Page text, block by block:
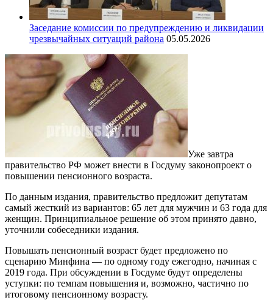
Заседание комиссии по предупреждению и ликвидации
чрезвычайных ситуаций района 05.05.2026
Уже завтра
правительство РФ может внести в Госдуму законопроект о
повышении пенсионного возраста.
По данным издания, правительство предложит депутатам
самый жесткий из вариантов: 65 лет для мужчин и 63 года для
женщин. Принципиальное решение об этом принято давно,
уточнили собеседники издания.
Повышать пенсионный возраст будет предложено по
сценарию Минфина — по одному году ежегодно, начиная с
2019 года. При обсуждении в Госдуме будут определены
уступки: по темпам повышения и, возможно, частично по
итоговому пенсионному возрасту.